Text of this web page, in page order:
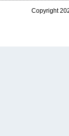
Copyright